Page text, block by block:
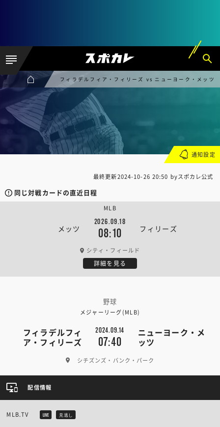
フィラデルフィア・フィリーズ vs ニューヨーク・メッツ
最終更新2024-10-26 20:50 byスポカレ公式
同じ対戦カードの直近日程
メッツ
2026.09.18
08:10 フィリーズ
MLB
シティ・フィールド
詳細を見る
野球
メジャーリーグ(MLB)
フィラデルフィ
ア・フィリーズ
2024.09.14
07:40
ニューヨーク・メ
ッツ
シチズンズ・バンク・パーク
通知設定
配信情報
MLB.TV LIVE 見逃し